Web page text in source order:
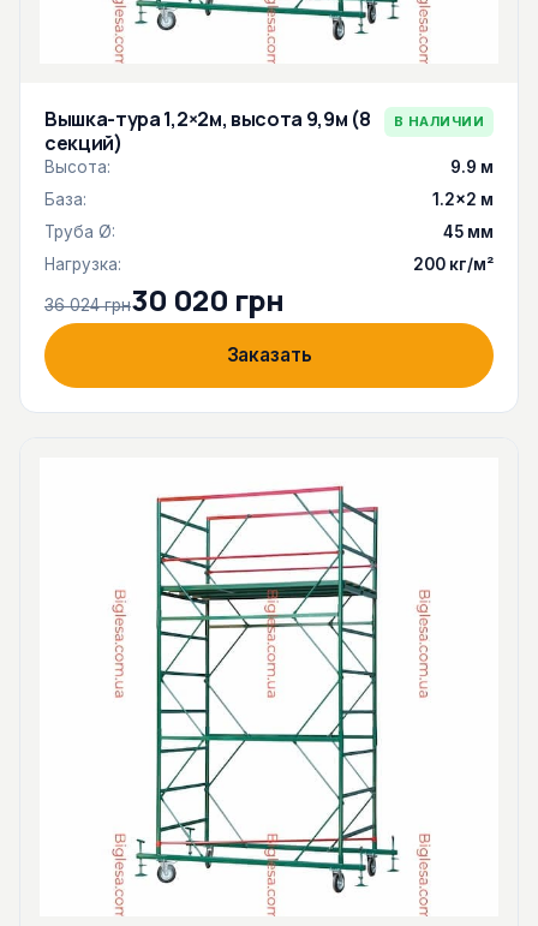
Вышка-тура 1,2×2м, высота 9,9м (8
секций)
В НАЛИЧИИ
Высота:
9.9 м
База:
1.2×2 м
Труба Ø:
45 мм
Нагрузка:
200 кг/м²
36 024 грн30 020 грн
Заказать